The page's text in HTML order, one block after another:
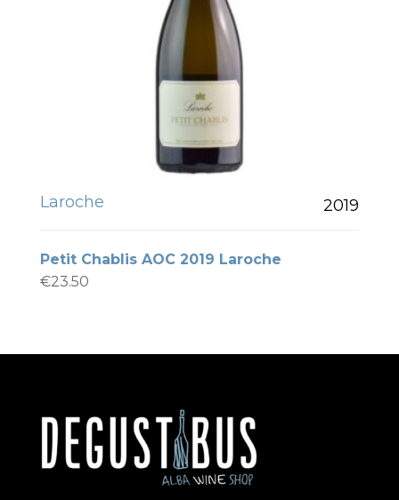
Laroche 2019
Petit Chablis AOC 2019 Laroche
€23.50